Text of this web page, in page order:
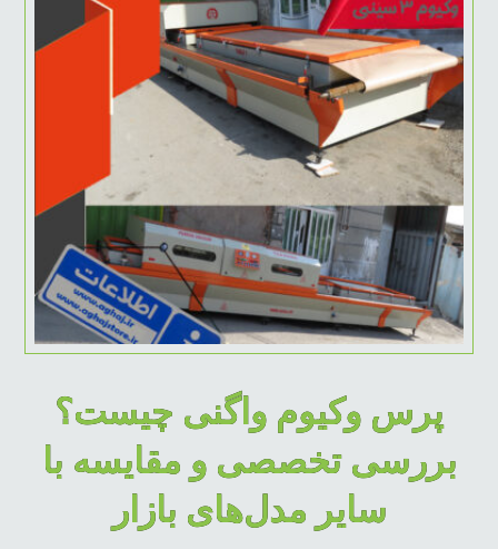
پرس وکیوم واگنی چیست؟
بررسی تخصصی و مقایسه با
سایر مدل‌های بازار